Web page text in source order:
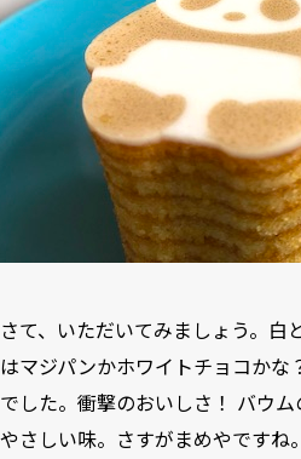
さて、いただいてみましょう。
はマジパンかホワイトチョコかな
でした。衝撃のおいしさ！ バウ
やさしい味。さすがまめやですね